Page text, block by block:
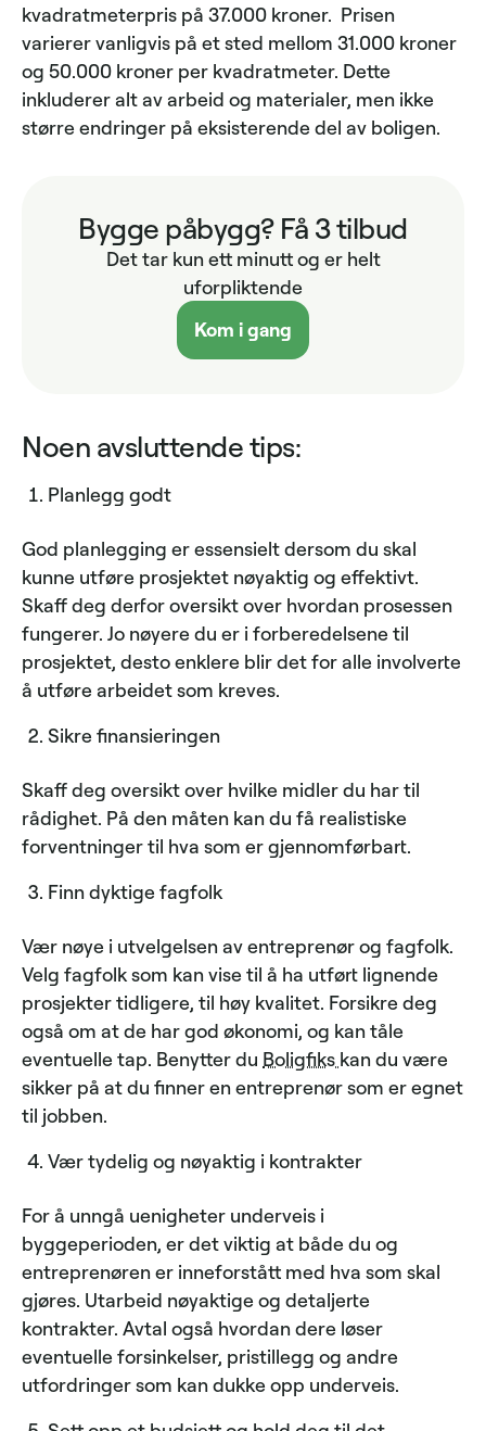
kvadratmeterpris på 37.000 kroner. Prisen
varierer vanligvis på et sted mellom 31.000 kroner
og 50.000 kroner per kvadratmeter. Dette
inkluderer alt av arbeid og materialer, men ikke
større endringer på eksisterende del av boligen.
Bygge påbygg? Få 3 tilbud
Det tar kun ett minutt og er helt
uforpliktende
Kom i gang
Noen avsluttende tips:
Planlegg godt
God planlegging er essensielt dersom du skal
kunne utføre prosjektet nøyaktig og effektivt.
Skaff deg derfor oversikt over hvordan prosessen
fungerer. Jo nøyere du er i forberedelsene til
prosjektet, desto enklere blir det for alle involverte
å utføre arbeidet som kreves.
Sikre finansieringen
Skaff deg oversikt over hvilke midler du har til
rådighet. På den måten kan du få realistiske
forventninger til hva som er gjennomførbart.
Finn dyktige fagfolk
Vær nøye i utvelgelsen av entreprenør og fagfolk.
Velg fagfolk som kan vise til å ha utført lignende
prosjekter tidligere, til høy kvalitet. Forsikre deg
også om at de har god økonomi, og kan tåle
eventuelle tap. Benytter du Boligfiks kan du være
sikker på at du finner en entreprenør som er egnet
til jobben.
Vær tydelig og nøyaktig i kontrakter
For å unngå uenigheter underveis i
byggeperioden, er det viktig at både du og
entreprenøren er inneforstått med hva som skal
gjøres. Utarbeid nøyaktige og detaljerte
kontrakter. Avtal også hvordan dere løser
eventuelle forsinkelser, pristillegg og andre
utfordringer som kan dukke opp underveis.